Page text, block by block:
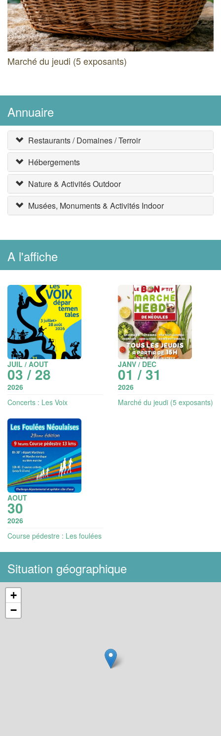
Marché du jeudi (5 exposants)
Annuaire
Restaurants / Domaines / Terroir
Hébergements
Nature & Activités Outdoor
Musées, Monuments & Activités Indoor
A l'affiche
JUIL / AOUT
03 / 28
2026
Concerts : Les Voix
JANV / DEC
01 / 31
2026
Marché du jeudi (5 exposants)
AOUT
30
2026
Course pédestre : Les foulées
Situation géographique
+
−